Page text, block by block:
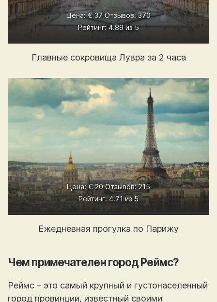
Цена: € 37 Отзывов: 370
Рейтинг: 4.89 из 5
Главные сокровища Лувра за 2 часа
Цена: € 20 Отзывов: 215
Рейтинг: 4.71 из 5
Ежедневная прогулка по Парижу
Чем примечателен город Реймс?
Реймс – это самый крупный и густонаселенный
город провинции, известный своими